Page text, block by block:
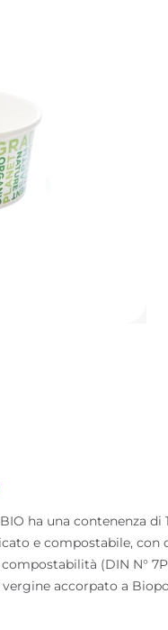
BIO ha una
e compostabile, con
(DIN N°
accorpato a